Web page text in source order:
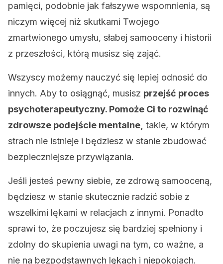
pamięci, podobnie jak fałszywe wspomnienia, są
niczym więcej niż skutkami Twojego
zmartwionego umysłu, słabej samooceny i historii
z przeszłości, którą musisz się zająć.
Wszyscy możemy nauczyć się lepiej odnosić do
innych. Aby to osiągnąć, musisz przejść proces
psychoterapeutyczny. Pomoże Ci to rozwinąć
zdrowsze podejście mentalne, takie, w którym
strach nie istnieje i będziesz w stanie zbudować
bezpieczniejsze przywiązania.
Jeśli jesteś pewny siebie, ze zdrową samooceną,
będziesz w stanie skutecznie radzić sobie z
wszelkimi lękami w relacjach z innymi. Ponadto
sprawi to, że poczujesz się bardziej spełniony i
zdolny do skupienia uwagi na tym, co ważne, a
nie na bezpodstawnych lękach i niepokojach.